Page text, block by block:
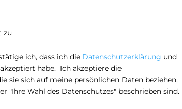
zu
ich, dass ich die Datenschutzerklärung und
habe. Ich akzeptiere die
sie sich auf meine persönlichen Daten beziehen,
"Ihre Wahl des Datenschutzes" beschrieben sind.